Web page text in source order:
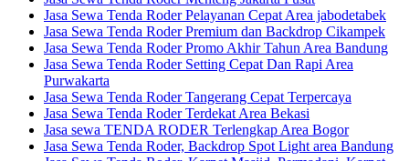
Jasa Sewa Tenda Roder Pelayanan Cepat Area jabodetabek
Jasa Sewa Tenda Roder Premium dan Backdrop Cikampek
Jasa Sewa Tenda Roder Promo Akhir Tahun Area Bandung
Jasa Sewa Tenda Roder Setting Cepat Dan Rapi Area
Purwakarta
Jasa Sewa Tenda Roder Tangerang Cepat Terpercaya
Jasa Sewa Tenda Roder Terdekat Area Bekasi
Jasa sewa TENDA RODER Terlengkap Area Bogor
Jasa Sewa Tenda Roder, Backdrop Spot Light area Bandung